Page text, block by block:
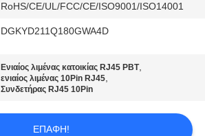
RoHS/CE/UL/FCC/CE/ISO9001/ISO14001
DGKYD211Q180GWA4D
Ενιαίος λιμένας κατοικίας RJ45 PBT,
ενιαίος λιμένας 10Pin RJ45,
Συνδετήρας RJ45 10Pin
ΕΠΑΦΉ!